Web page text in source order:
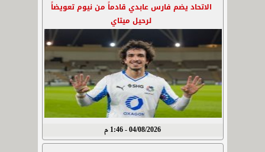
الاتحاد يضم فارس عابدي قادماً من نيوم تعويضاً
لرحيل ميتاي
04/08/2026 - 1:46 م